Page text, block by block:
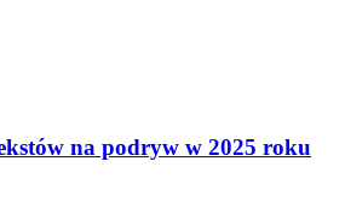
na podryw w 2025 roku